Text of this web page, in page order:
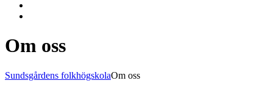
Om oss
Sundsgårdens folkhögskolaOm oss